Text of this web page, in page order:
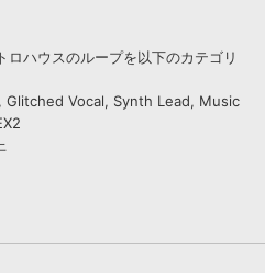
ロハウスのループを以下のカテゴリ
Glitched Vocal, Synth Lead, Music